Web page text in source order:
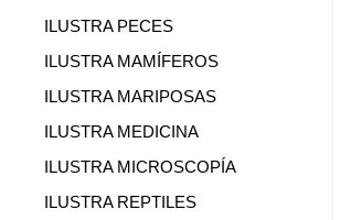
ILUSTRA PECES
ILUSTRA MAMÍFEROS
ILUSTRA MARIPOSAS
ILUSTRA MEDICINA
ILUSTRA MICROSCOPÍA
ILUSTRA REPTILES